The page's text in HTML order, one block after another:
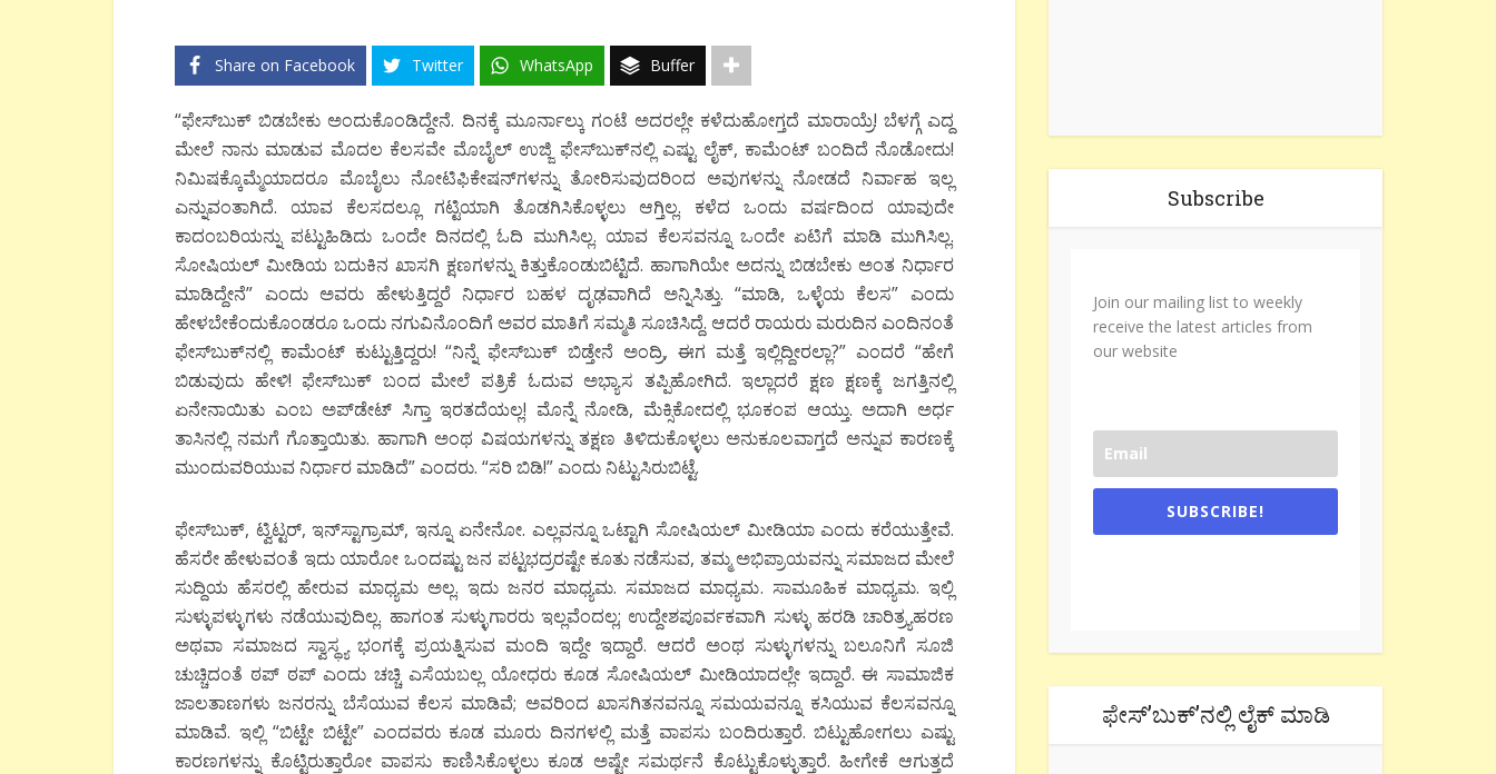
Share on Facebook Twitter WhatsApp Buffer
“ಫೇಸ್‍ಬುಕ್ ಬಿಡಬೇಕು ಅಂದುಕೊಂಡಿದ್ದೇನೆ. ದಿನಕ್ಕೆ ಮೂರ್ನಾಲ್ಕು ಗಂಟೆ ಅದರಲ್ಲೇ ಕಳೆದುಹೋಗ್ತದೆ ಮಾರಾಯ್ರೆ! ಬೆಳಗ್ಗೆ ಎದ್ದ
ಮೇಲೆ ನಾನು ಮಾಡುವ ಮೊದಲ ಕೆಲಸವೇ ಮೊಬೈಲ್ ಉಜ್ಜಿ ಫೇಸ್‍ಬುಕ್‍ನಲ್ಲಿ ಎಷ್ಟು ಲೈಕ್, ಕಾಮೆಂಟ್ ಬಂದಿದೆ ನೊಡೋದು!
ನಿಮಿಷಕ್ಕೊಮ್ಮೆಯಾದರೂ ಮೊಬೈಲು ನೋಟಿಫಿಕೇಷನ್‍ಗಳನ್ನು ತೋರಿಸುವುದರಿಂದ ಅವುಗಳನ್ನು ನೋಡದೆ ನಿರ್ವಾಹ ಇಲ್ಲ
ಎನ್ನುವಂತಾಗಿದೆ. ಯಾವ ಕೆಲಸದಲ್ಲೂ ಗಟ್ಟಿಯಾಗಿ ತೊಡಗಿಸಿಕೊಳ್ಳಲು ಆಗ್ತಿಲ್ಲ. ಕಳೆದ ಒಂದು ವರ್ಷದಿಂದ ಯಾವುದೇ
ಕಾದಂಬರಿಯನ್ನು ಪಟ್ಟುಹಿಡಿದು ಒಂದೇ ದಿನದಲ್ಲಿ ಓದಿ ಮುಗಿಸಿಲ್ಲ. ಯಾವ ಕೆಲಸವನ್ನೂ ಒಂದೇ ಏಟಿಗೆ ಮಾಡಿ ಮುಗಿಸಿಲ್ಲ.
ಸೋಷಿಯಲ್ ಮೀಡಿಯ ಬದುಕಿನ ಖಾಸಗಿ ಕ್ಷಣಗಳನ್ನು ಕಿತ್ತುಕೊಂಡುಬಿಟ್ಟಿದೆ. ಹಾಗಾಗಿಯೇ ಅದನ್ನು ಬಿಡಬೇಕು ಅಂತ ನಿರ್ಧಾರ
ಮಾಡಿದ್ದೇನೆ” ಎಂದು ಅವರು ಹೇಳುತ್ತಿದ್ದರೆ ನಿರ್ಧಾರ ಬಹಳ ದೃಢವಾಗಿದೆ ಅನ್ನಿಸಿತ್ತು. “ಮಾಡಿ, ಒಳ್ಳೆಯ ಕೆಲಸ” ಎಂದು
ಹೇಳಬೇಕೆಂದುಕೊಂಡರೂ ಒಂದು ನಗುವಿನೊಂದಿಗೆ ಅವರ ಮಾತಿಗೆ ಸಮ್ಮತಿ ಸೂಚಿಸಿದ್ದೆ. ಆದರೆ ರಾಯರು ಮರುದಿನ ಎಂದಿನಂತೆ
ಫೇಸ್‍ಬುಕ್‍ನಲ್ಲಿ ಕಾಮೆಂಟ್ ಕುಟ್ಟುತ್ತಿದ್ದರು! “ನಿನ್ನೆ ಫೇಸ್‍ಬುಕ್ ಬಿಡ್ತೇನೆ ಅಂದ್ರಿ, ಈಗ ಮತ್ತೆ ಇಲ್ಲಿದ್ದೀರಲ್ಲಾ?” ಎಂದರೆ “ಹೇಗೆ
ಬಿಡುವುದು ಹೇಳಿ! ಫೇಸ್‍ಬುಕ್ ಬಂದ ಮೇಲೆ ಪತ್ರಿಕೆ ಓದುವ ಅಭ್ಯಾಸ ತಪ್ಪಿಹೋಗಿದೆ. ಇಲ್ಲಾದರೆ ಕ್ಷಣ ಕ್ಷಣಕ್ಕೆ ಜಗತ್ತಿನಲ್ಲಿ
ಏನೇನಾಯಿತು ಎಂಬ ಅಪ್‍ಡೇಟ್ ಸಿಗ್ತಾ ಇರತದೆಯಲ್ಲ! ಮೊನ್ನೆ ನೋಡಿ, ಮೆಕ್ಸಿಕೋದಲ್ಲಿ ಭೂಕಂಪ ಆಯ್ತು. ಅದಾಗಿ ಅರ್ಧ
ತಾಸಿನಲ್ಲಿ ನಮಗೆ ಗೊತ್ತಾಯಿತು. ಹಾಗಾಗಿ ಅಂಥ ವಿಷಯಗಳನ್ನು ತಕ್ಷಣ ತಿಳಿದುಕೊಳ್ಳಲು ಅನುಕೂಲವಾಗ್ತದೆ ಅನ್ನುವ ಕಾರಣಕ್ಕೆ
ಮುಂದುವರಿಯುವ ನಿರ್ಧಾರ ಮಾಡಿದೆ” ಎಂದರು. “ಸರಿ ಬಿಡಿ!” ಎಂದು ನಿಟ್ಟುಸಿರುಬಿಟ್ಟೆ.
ಫೇಸ್‍ಬುಕ್, ಟ್ವಿಟ್ಟರ್, ಇನ್‍ಸ್ಟಾಗ್ರಾಮ್, ಇನ್ನೂ ಏನೇನೋ. ಎಲ್ಲವನ್ನೂ ಒಟ್ಟಾಗಿ ಸೋಷಿಯಲ್ ಮೀಡಿಯಾ ಎಂದು ಕರೆಯುತ್ತೇವೆ.
ಹೆಸರೇ ಹೇಳುವಂತೆ ಇದು ಯಾರೋ ಒಂದಷ್ಟು ಜನ ಪಟ್ಟಭದ್ರರಷ್ಟೇ ಕೂತು ನಡೆಸುವ, ತಮ್ಮ ಅಭಿಪ್ರಾಯವನ್ನು ಸಮಾಜದ ಮೇಲೆ
ಸುದ್ದಿಯ ಹೆಸರಲ್ಲಿ ಹೇರುವ ಮಾಧ್ಯಮ ಅಲ್ಲ. ಇದು ಜನರ ಮಾಧ್ಯಮ. ಸಮಾಜದ ಮಾಧ್ಯಮ. ಸಾಮೂಹಿಕ ಮಾಧ್ಯಮ. ಇಲ್ಲಿ
ಸುಳ್ಳುಪಳ್ಳುಗಳು ನಡೆಯುವುದಿಲ್ಲ. ಹಾಗಂತ ಸುಳ್ಳುಗಾರರು ಇಲ್ಲವೆಂದಲ್ಲ; ಉದ್ದೇಶಪೂರ್ವಕವಾಗಿ ಸುಳ್ಳು ಹರಡಿ ಚಾರಿತ್ರ್ಯಹರಣ
ಅಥವಾ ಸಮಾಜದ ಸ್ವಾಸ್ಥ್ಯ ಭಂಗಕ್ಕೆ ಪ್ರಯತ್ನಿಸುವ ಮಂದಿ ಇದ್ದೇ ಇದ್ದಾರೆ. ಆದರೆ ಅಂಥ ಸುಳ್ಳುಗಳನ್ನು ಬಲೂನಿಗೆ ಸೂಜಿ
ಚುಚ್ಚಿದಂತೆ ಠಪ್ ಠಪ್ ಎಂದು ಚಚ್ಚಿ ಎಸೆಯಬಲ್ಲ ಯೋಧರು ಕೂಡ ಸೋಷಿಯಲ್ ಮೀಡಿಯಾದಲ್ಲೇ ಇದ್ದಾರೆ. ಈ ಸಾಮಾಜಿಕ
ಜಾಲತಾಣಗಳು ಜನರನ್ನು ಬೆಸೆಯುವ ಕೆಲಸ ಮಾಡಿವೆ; ಅವರಿಂದ ಖಾಸಗಿತನವನ್ನೂ ಸಮಯವನ್ನೂ ಕಸಿಯುವ ಕೆಲಸವನ್ನೂ
ಮಾಡಿವೆ. ಇಲ್ಲಿ “ಬಿಟ್ಟೇ ಬಿಟ್ಟೇ” ಎಂದವರು ಕೂಡ ಮೂರು ದಿನಗಳಲ್ಲಿ ಮತ್ತೆ ವಾಪಸು ಬಂದಿರುತ್ತಾರೆ. ಬಿಟ್ಟುಹೋಗಲು ಎಷ್ಟು
ಕಾರಣಗಳನ್ನು ಕೊಟ್ಟಿರುತ್ತಾರೋ ವಾಪಸು ಕಾಣಿಸಿಕೊಳ್ಳಲು ಕೂಡ ಅಷ್ಟೇ ಸಮರ್ಥನೆ ಕೊಟ್ಟುಕೊಳ್ಳುತ್ತಾರೆ. ಹೀಗೇಕೆ ಆಗುತ್ತದೆ
Subscribe
Join our mailing list to weekly
receive the latest articles from
our website
SUBSCRIBE!
ಫೇಸ್’ಬುಕ್’ನಲ್ಲಿ ಲೈಕ್ ಮಾಡಿ